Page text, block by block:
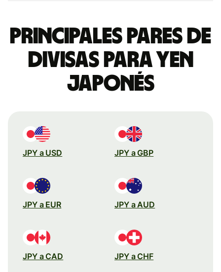
Principales pares de
divisas para yen
japonés
JPY a USD JPY a GBP
JPY a EUR JPY a AUD
JPY a CAD JPY a CHF